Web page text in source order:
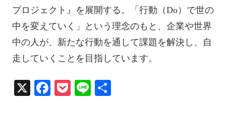
プロジェクト』を展開する。「行動（Do）で世の
中を変えていく」という理念のもと、企業や世界
中の人が、新たな行動を通して課題を解決し、自
走していくことを目指しています。
X
Fa P
Li